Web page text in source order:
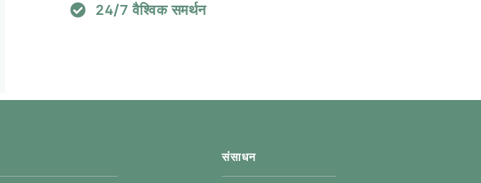
24/7 वैश्विक समर्थन
संसाधन